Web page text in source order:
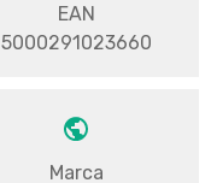
EAN
5000291023660
Marca